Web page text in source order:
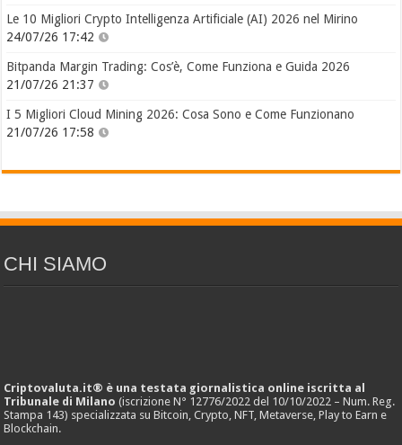
Le 10 Migliori Crypto Intelligenza Artificiale (AI) 2026 nel Mirino
24/07/26 17:42
Bitpanda Margin Trading: Cos’è, Come Funziona e Guida 2026
21/07/26 21:37
I 5 Migliori Cloud Mining 2026: Cosa Sono e Come Funzionano
21/07/26 17:58
CHI SIAMO
Criptovaluta.it® è una testata giornalistica online iscritta al
Tribunale di Milano (iscrizione N° 12776/2022 del 10/10/2022 – Num. Reg.
Stampa 143) specializzata su Bitcoin, Crypto, NFT, Metaverse, Play to Earn e
Blockchain.